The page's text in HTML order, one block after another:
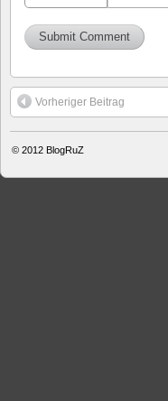
Vorheriger Beitrag
© 2012 BlogRuZ